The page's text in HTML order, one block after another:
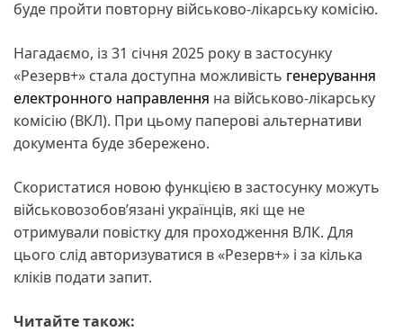
буде пройти повторну військово-лікарську комісію.
Нагадаємо, із 31 січня 2025 року в застосунку
«Резерв+» стала доступна можливість генерування
електронного направлення на військово-лікарську
комісію (ВКЛ). При цьому паперові альтернативи
документа буде збережено.
Скористатися новою функцією в застосунку можуть
військовозобов’язані українців, які ще не
отримували повістку для проходження ВЛК. Для
цього слід авторизуватися в «Резерв+» і за кілька
кліків подати запит.
Читайте також: